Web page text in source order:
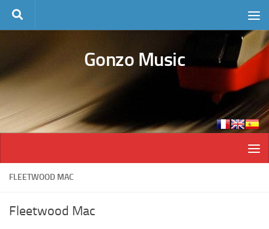
Skip to content
Gonzo Music
FLEETWOOD MAC
Fleetwood Mac